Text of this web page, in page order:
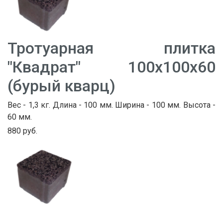
Тротуарная плитка
"Квадрат" 100х100х60
(бурый кварц)
Вес - 1,3 кг. Длина - 100 мм. Ширина - 100 мм. Высота -
60 мм.
880 руб.